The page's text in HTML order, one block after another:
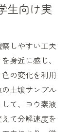
生向け実
しやすい工夫
身近に感じ、
の変化を利用
土壌サンプル
て、ヨウ素液
て分解速度を